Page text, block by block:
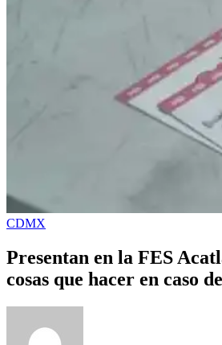
CDMX
Presentan en la FES
cosas que hacer en caso